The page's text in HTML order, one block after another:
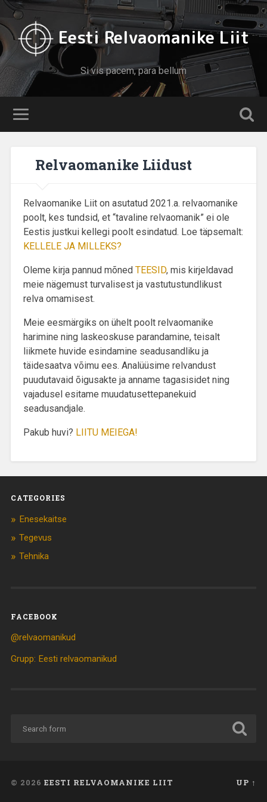
Eesti Relvaomanike Liit
Si vis pacem, para bellum
Relvaomanike Liidust
Relvaomanike Liit on asutatud 2021.a. relvaomanike
poolt, kes tundsid, et “tavaline relvaomanik” ei ole
Eestis justkui kellegi poolt esindatud. Loe täpsemalt:
KELLELE JA MILLEKS?
Oleme kirja pannud mõned TEESID, mis kirjeldavad
meie nägemust turvalisest ja vastutustundlikust
relva omamisest.
Meie eesmärgiks on ühelt poolt relvaomanike
harimine ning laskeoskuse parandamine, teisalt
liikmete huvide esindamine seadusandliku ja
täidesaatva võimu ees. Analüüsime relvandust
puudutavaid õigusakte ja anname tagasisidet ning
vajadusel esitame muudatusettepanekuid
seadusandjale.
Pakub huvi? LIITU MEIEGA!
CATEGORIES
Enesekaitse
Tegevus
Tehnika
FACEBOOK
@relvaomanikud
Grupp: Eesti relvaomanikud
© 2026 EESTI RELVAOMANIKE LIIT UP ↑